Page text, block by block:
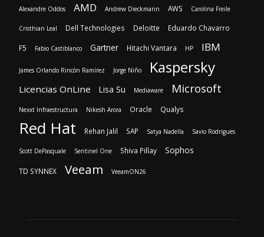
Alexandre Oddos AMD Andrew Dieckmann AWS Carolina Freile
Cristhian Leal Dell Technologies Deloitte Eduardo Chavarro
F5 Fabio Castiblanco Gartner Hitachi Vantara HP IBM
James Orlando Rincón Ramírez Jorge Niño Kaspersky
Licencias OnLine Lisa Su Mediaware Microsoft
Nexxt Infraestructura Nikesh Arora Oracle Qualys
Red Hat Rehan Jalil SAP Satya Nadella Savio Rodrigues
Scott DePasquale Sentinel One Shiva Pillay Sophos
TD SYNNEX Veeam VeeamON26